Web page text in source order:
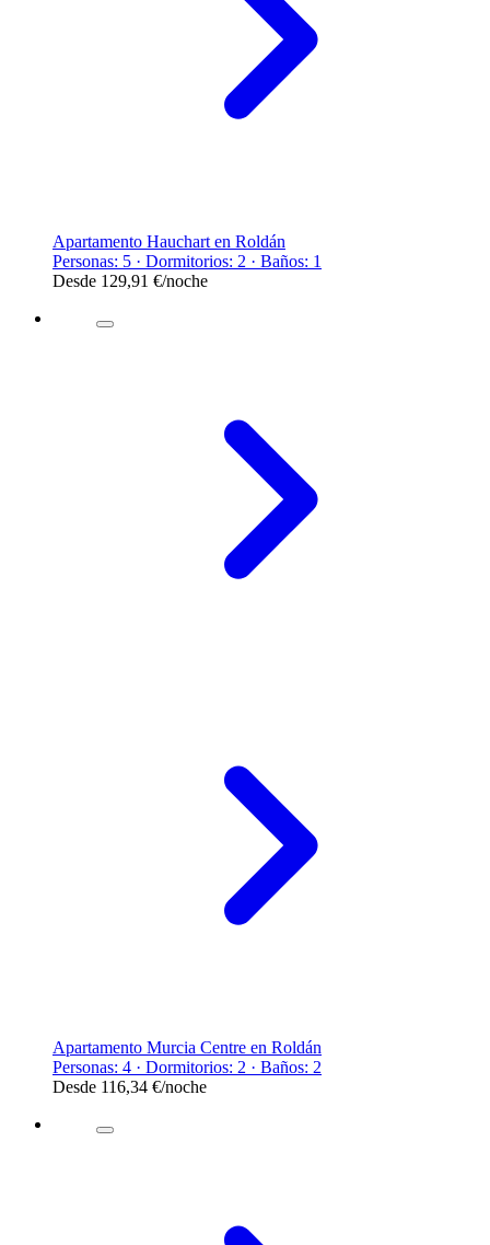
Apartamento Hauchart en Roldán
Personas: 5 · Dormitorios: 2 · Baños: 1
Desde 129,91 €/noche
Apartamento Murcia Centre en Roldán
Personas: 4 · Dormitorios: 2 · Baños: 2
Desde 116,34 €/noche